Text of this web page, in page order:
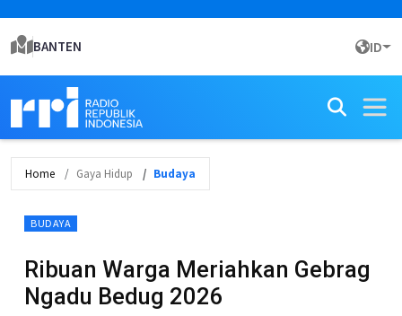
BANTEN ID
Home Gaya Hidup Budaya
BUDAYA
Ribuan Warga Meriahkan Gebrag
Ngadu Bedug 2026